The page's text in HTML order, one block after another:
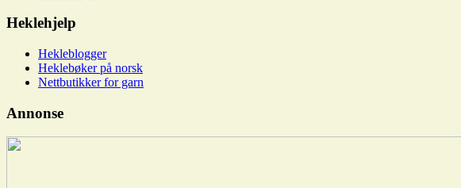
Heklehjelp
Hekleblogger
Heklebøker på norsk
Nettbutikker for garn
Annonse